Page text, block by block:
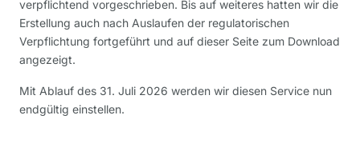
verpflichtend vorgeschrieben. Bis auf weiteres hatten wir die
Erstellung auch nach Auslaufen der regulatorischen
Verpflichtung fortgeführt und auf dieser Seite zum Download
angezeigt.
Mit Ablauf des 31. Juli 2026 werden wir diesen Service nun
endgültig einstellen.